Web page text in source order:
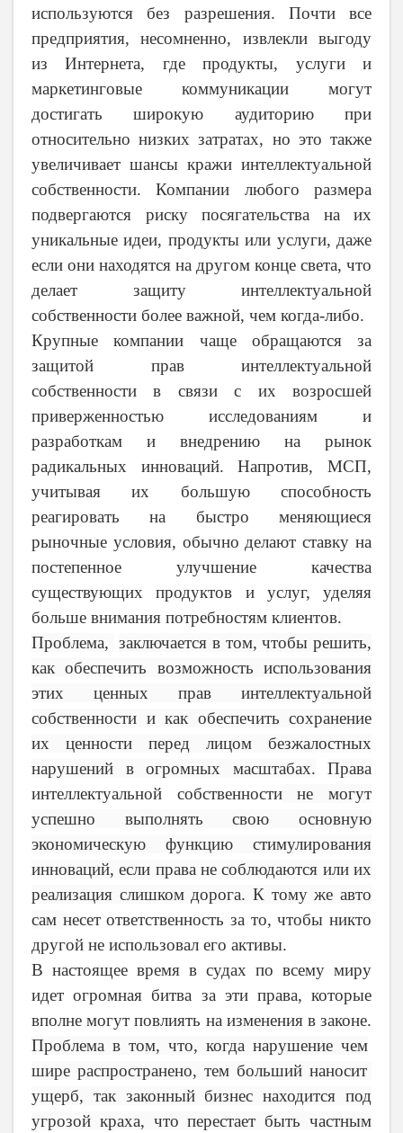
используются без разрешения. Почти все
предприятия, несомненно, извлекли выгоду
из Интернета, где продукты, услуги и
маркетинговые коммуникации могут
достигать широкую аудиторию при
относительно низких затратах, но это также
увеличивает шансы кражи интеллектуальной
собственности. Компании любого размера
подвергаются риску посягательства на их
уникальные идеи, продукты или услуги, даже
если они находятся на другом конце света, что
делает защиту интеллектуальной
собственности более важной, чем когда-либо.
Крупные компании чаще обращаются за
защитой прав интеллектуальной
собственности в связи с их возросшей
приверженностью исследованиям и
разработкам и внедрению на рынок
радикальных инноваций. Напротив, МСП,
учитывая их большую способность
реагировать на быстро меняющиеся
рыночные условия, обычно делают ставку на
постепенное улучшение качества
существующих продуктов и услуг, уделяя
больше внимания потребностям клиентов.
Проблема,
заключается в том, чтобы решить,
как обеспечить возможность использования
этих ценных прав интеллектуальной
собственности и как обеспечить сохранение
их ценности перед лицом безжалостных
нарушений в огромных масштабах.
Права
интеллектуальной собственностине могут
успешно выполнять свою основную
экономическую функцию стимулирования
инноваций, если права не соблюдаются или их
реализация слишком дорога. К тому же авто
сам несет ответственность за то, чтобы никто
другой не использовал его активы.
В настоящее время в судах по всему миру
идет огромная битва за эти права, которые
вполне могут повлиять на изменения в законе.
Проблема в том, что, когда нарушение чем
шире распространено, тем больший наносит
ущерб, так законный бизнес находится под
угрозой краха, что перестает быть частным